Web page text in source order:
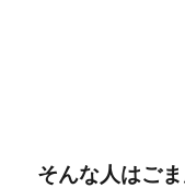
そんな人はごま